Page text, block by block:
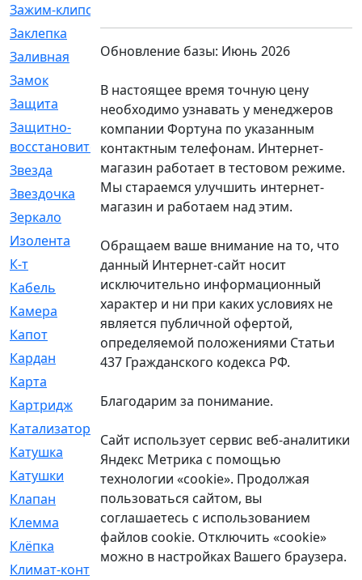
Зажим-клипса
Заклепка
[1]
Заливная
[4]
Замок
Защита
[79]
Защитно-
восстановительный
[4]
Звезда
[1]
Звездочка
[5]
Зеркало
[369]
Изолента
[1]
К-т
[13]
Кабель
[50]
Камера
[4]
Капот
Кардан
[131]
Карта
Картридж
[250]
Катализатор
Катушка
[2]
Катушки
[291]
Клапан
[375]
Клемма
[5]
Клёпка
[2]
Климат-контроль
Обновление базы: Июнь 2026
В настоящее время точную цену
необходимо узнавать у менеджеров
компании Фортуна по указанным
контактным телефонам. Интернет-
магазин работает в тестовом режиме.
Мы стараемся улучшить интернет-
магазин и работаем над этим.
Обращаем ваше внимание на то, что
данный Интернет-сайт носит
исключительно информационный
характер и ни при каких условиях не
является публичной офертой,
определяемой положениями Статьи
437 Гражданского кодекса РФ.
Благодарим за понимание.
Сайт использует сервис веб-аналитики
Яндекс Метрика с помощью
технологии «cookie». Продолжая
пользоваться сайтом, вы
соглашаетесь с использованием
файлов cookie. Отключить «cookie»
можно в настройках Вашего браузера.